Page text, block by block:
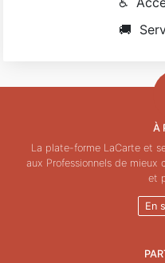
🚚
À
La plate-forme LaCarte et
aux Professionnels de mieux
et
En